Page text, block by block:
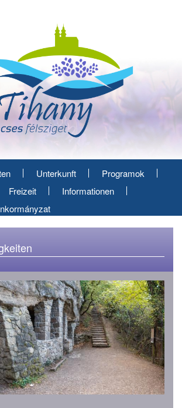
Unterkunft
Programok
Freizeit
Informationen